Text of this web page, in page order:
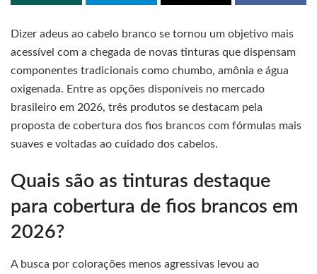
Dizer adeus ao cabelo branco se tornou um objetivo mais
acessível com a chegada de novas tinturas que dispensam
componentes tradicionais como chumbo, amônia e água
oxigenada. Entre as opções disponíveis no mercado
brasileiro em 2026, três produtos se destacam pela
proposta de cobertura dos fios brancos com fórmulas mais
suaves e voltadas ao cuidado dos cabelos.
Quais são as tinturas destaque
para cobertura de fios brancos em
2026?
A busca por colorações menos agressivas levou ao